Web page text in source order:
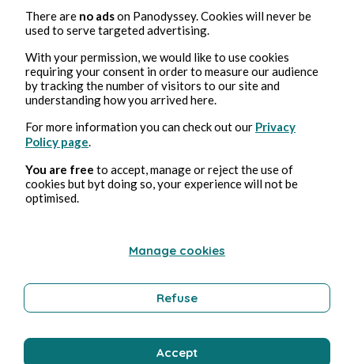
There are no adson Panodyssey. Cookies will never be
used to serve targeted advertising.
With your permission, we would like to use cookies
requiring your consent in order to measure our audience
by tracking the number of visitors to our site and
understanding how you arrived here.
For more information you can check out our Privacy
Policy page.
You are free to accept, manage or reject the use of
cookies but byt doing so, your experience will not be
optimised.
Manage cookies
Refuse
Accept